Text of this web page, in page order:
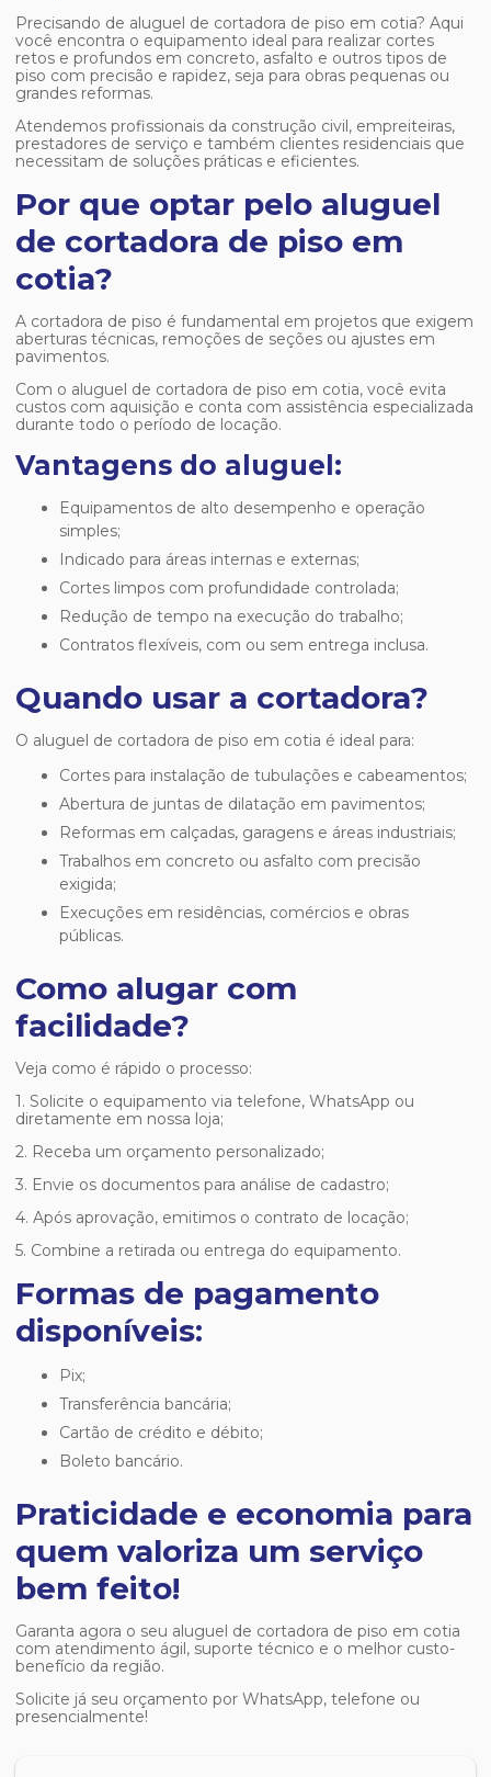
Precisando de aluguel de cortadora de piso em cotia? Aqui
você encontra o equipamento ideal para realizar cortes
retos e profundos em concreto, asfalto e outros tipos de
piso com precisão e rapidez, seja para obras pequenas ou
grandes reformas.
Atendemos profissionais da construção civil, empreiteiras,
prestadores de serviço e também clientes residenciais que
necessitam de soluções práticas e eficientes.
Por que optar pelo aluguel
de cortadora de piso em
cotia?
A cortadora de piso é fundamental em projetos que exigem
aberturas técnicas, remoções de seções ou ajustes em
pavimentos.
Com o aluguel de cortadora de piso em cotia, você evita
custos com aquisição e conta com assistência especializada
durante todo o período de locação.
Vantagens do aluguel:
Equipamentos de alto desempenho e operação
simples;
Indicado para áreas internas e externas;
Cortes limpos com profundidade controlada;
Redução de tempo na execução do trabalho;
Contratos flexíveis, com ou sem entrega inclusa.
Quando usar a cortadora?
O aluguel de cortadora de piso em cotia é ideal para:
Cortes para instalação de tubulações e cabeamentos;
Abertura de juntas de dilatação em pavimentos;
Reformas em calçadas, garagens e áreas industriais;
Trabalhos em concreto ou asfalto com precisão
exigida;
Execuções em residências, comércios e obras
públicas.
Como alugar com
facilidade?
Veja como é rápido o processo:
1. Solicite o equipamento via telefone, WhatsApp ou
diretamente em nossa loja;
2. Receba um orçamento personalizado;
3. Envie os documentos para análise de cadastro;
4. Após aprovação, emitimos o contrato de locação;
5. Combine a retirada ou entrega do equipamento.
Formas de pagamento
disponíveis:
Pix;
Transferência bancária;
Cartão de crédito e débito;
Boleto bancário.
Praticidade e economia para
quem valoriza um serviço
bem feito!
Garanta agora o seu aluguel de cortadora de piso em cotia
com atendimento ágil, suporte técnico e o melhor custo-
benefício da região.
Solicite já seu orçamento por WhatsApp, telefone ou
presencialmente!